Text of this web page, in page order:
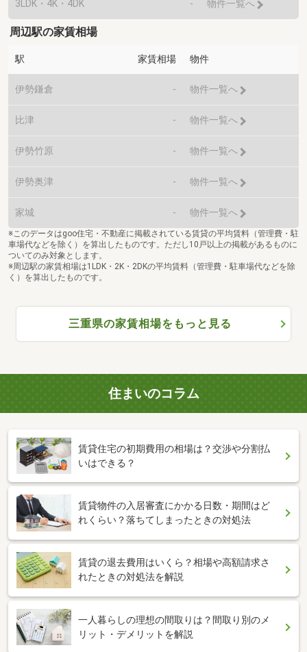
3LDK・4K・4DK - 物件一覧へ
周辺駅の家賃相場
駅 家賃相場 物件
伊勢鎌倉 - 物件一覧へ
比津 - 物件一覧へ
伊勢竹原 - 物件一覧へ
伊勢奥津 - 物件一覧へ
家城 - 物件一覧へ
※このデータはgoo住宅・不動産に掲載されている賃貸の平均賃料（管理費・駐
車場代などを除く）を算出したものです。ただし10戸以上の掲載があるものに
ついてのみ対象とします。
※周辺駅の家賃相場は1LDK・2K・2DKの平均賃料（管理費・駐車場代などを除
く）を算出したものです。
三重県の家賃相場をもっと見る
住まいのコラム
賃貸住宅の初期費用の相場は？交渉や分割払
いはできる？
賃貸物件の入居審査にかかる日数・期間はど
れくらい？落ちてしまったときの対処法
賃貸の退去費用はいくら？相場や高額請求さ
れたときの対処法を解説
一人暮らしの理想の間取りは？間取り別のメ
リット・デメリットを解説